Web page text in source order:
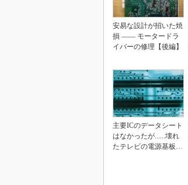
安易な設計が招いた焼
損 ―― モータードラ
イバーの修理【後編】
主要ICのデータシート
はなかったが......壊れ
たテレビの電源基板の